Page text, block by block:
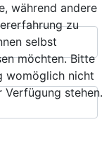
während andere
zu
selbst
möchten. Bitte
womöglich nicht
Verfügung stehen.